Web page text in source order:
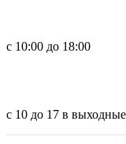
с 10:00 до 18:00
с 10 до 17 в выходные